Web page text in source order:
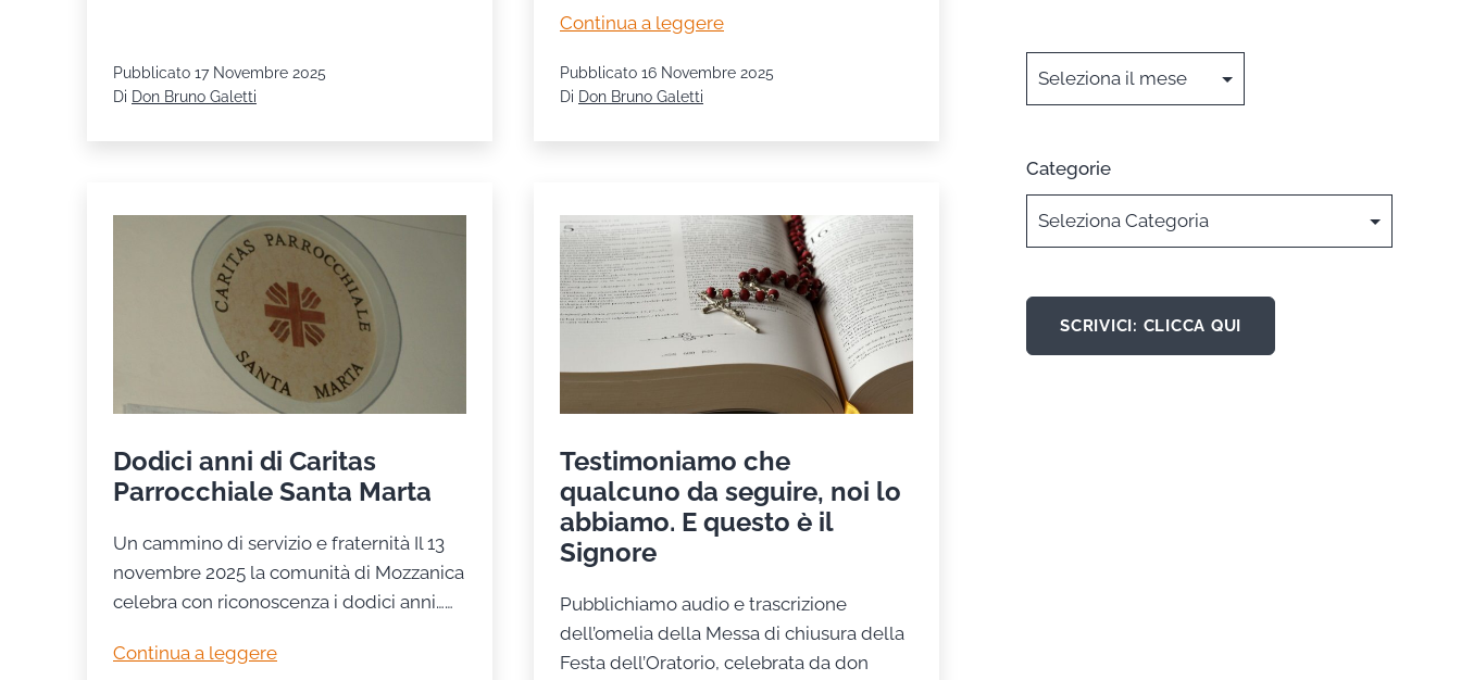
mia
(dal
Pubblicato 17 Novembre 2025
Di Don Bruno Galetti
Continua a leggereSperanza
impegno:
messaggio
per
la
IX
Giornata
Poveri
Pubblicato 16 Novembre 2025
Di Don Bruno Galetti
Dodici anni di Caritas
Parrocchiale Santa Marta
Un cammino di servizio e fraternità Il 13
novembre 2025 la comunità di Mozzanica
celebra con riconoscenza i dodici anni……
Continua a leggereDodici
Testimoniamo che
qualcuno da seguire, noi lo
abbiamo. E questo è il
Signore
Pubblichiamo audio e trascrizione
dell’omelia della Messa di chiusura della
Festa dell’Oratorio, celebrata da don
Categorie
SCRIVICI: CLICCA QUI